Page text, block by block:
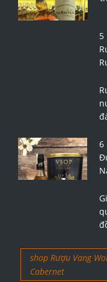
6
shop Rượu Vang
Cabernet